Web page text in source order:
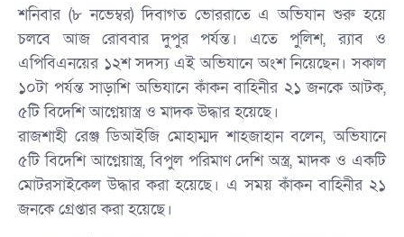
শনিবার (৮ নভেম্বর) দিবাগত ভোররাতে এ অভিযান শুরু হয়ে
চলবে আজ রোববার দুপুর পর্যন্ত। এতে পুলিশ, র‌্যাব ও
এপিবিএনয়ের ১২শ সদস্য এই অভিযানে অংশ নিয়েছেন। সকাল
১০টা পর্যন্ত সাড়াশি অভিযানে কাঁকন বাহিনীর ২১ জনকে আটক,
৫টি বিদেশি আগ্নেয়াস্ত্র ও মাদক উদ্ধার হয়েছে।
রাজশাহী রেঞ্জ ডিআইজি মোহাম্মদ শাহজাহান বলেন, অভিযানে
৫টি বিদেশি আগ্নেয়াস্ত্র, বিপুল পরিমাণ দেশি অস্ত্র, মাদক ও একটি
মোটরসাইকেল উদ্ধার করা হয়েছে। এ সময় কাঁকন বাহিনীর ২১
জনকে গ্রেপ্তার করা হয়েছে।